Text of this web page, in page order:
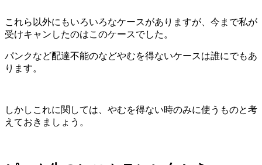
これら以外にもいろいろなケースがありますが、今まで私が
受けキャンしたのはこのケースでした。
パンクなど配達不能のなどやむを得ないケースは誰にでもあ
ります。
しかしこれに関しては、やむを得ない時のみに使うものと考
えておきましょう。